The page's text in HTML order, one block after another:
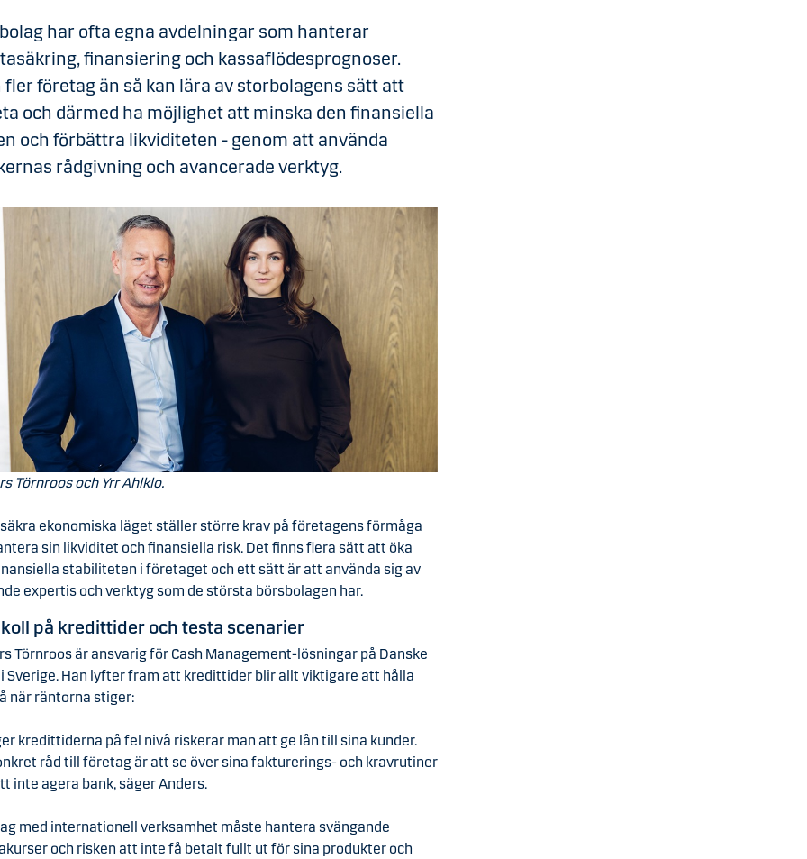
har ofta egna avdelningar som hanterar
finansiering och kassaflödesprognoser.
fler företag än så kan lära av storbolagens sätt att
och därmed ha möjlighet att minska den finansiella
och förbättra likviditeten - genom att använda
rådgivning och avancerade verktyg.
Törnroos och Yrr Ahlklo.
ekonomiska läget ställer större krav på företagens förmåga
sin likviditet och finansiella risk. Det finns flera sätt att öka
stabiliteten i företaget och ett sätt är att använda sig av
expertis och verktyg som de största börsbolagen har.
på kredittider och testa scenarier
Törnroos är ansvarig för Cash Management-lösningar på Danske
Sverige. Han lyfter fram att kredittider blir allt viktigare att hålla
när räntorna stiger:
kredittiderna på fel nivå riskerar man att ge lån till sina kunder.
råd till företag är att se över sina fakturerings- och kravrutiner
inte agera bank, säger Anders.
med internationell verksamhet måste hantera svängande
och risken att inte få betalt fullt ut för sina produkter och